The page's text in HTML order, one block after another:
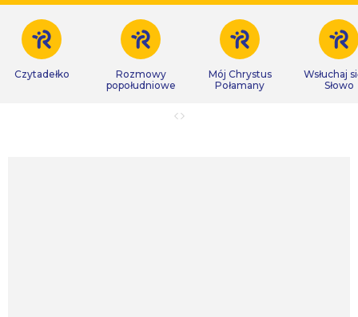
Czytadełko
Rozmowy
popołudniowe
Mój Chrystus
Połamany
Wsłuchaj
Słowo